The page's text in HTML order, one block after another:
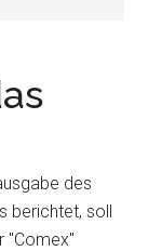
des
berichtet, soll
"Comex"